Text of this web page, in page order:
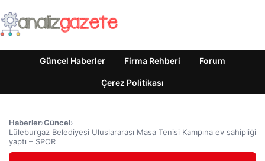
Güncel Haberler Firma Rehberi Forum
Çerez Politikası
Haberler›Güncel›
Lüleburgaz Belediyesi Uluslararası Masa Tenisi Kampına ev sahipliği
yaptı – SPOR